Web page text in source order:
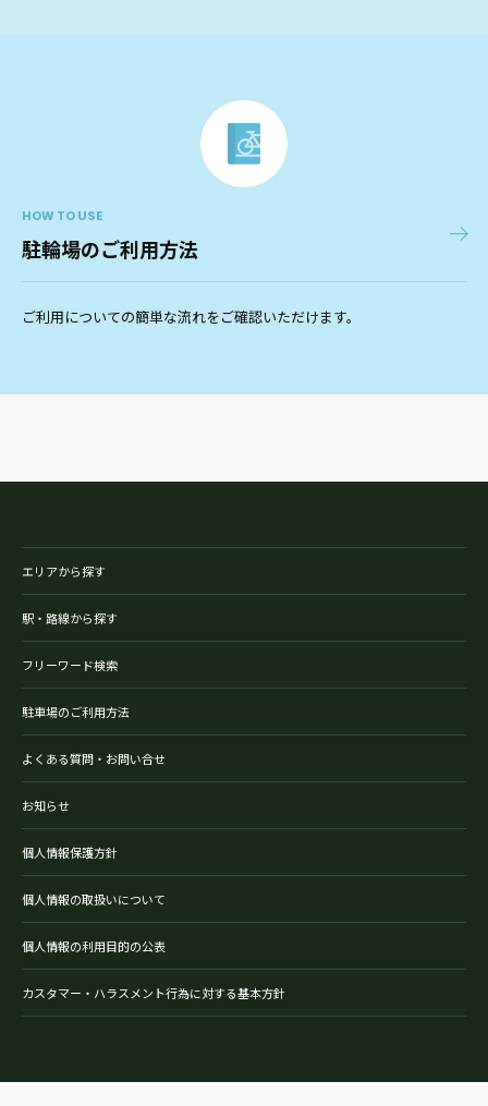
HOW TO USE
駐輪場のご利用方法
ご利用についての簡単な流れをご確認いただけます。
エリアから探す
駅・路線から探す
フリーワード検索
駐車場のご利用方法
よくある質問・お問い合せ
お知らせ
個人情報保護方針
個人情報の取扱いについて
個人情報の利用目的の公表
カスタマー・ハラスメント行為に対する基本方針